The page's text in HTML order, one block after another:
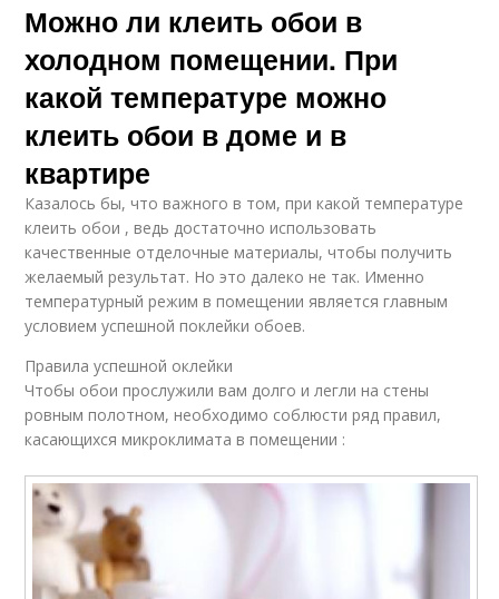
Можно ли клеить обои в
холодном помещении. При
какой температуре можно
клеить обои в доме и в
квартире
Казалось бы, что важного в том, при какой температуре
клеить обои , ведь достаточно использовать
качественные отделочные материалы, чтобы получить
желаемый результат. Но это далеко не так. Именно
температурный режим в помещении является главным
условием успешной поклейки обоев.
Правила успешной оклейки
Чтобы обои прослужили вам долго и легли на стены
ровным полотном, необходимо соблюсти ряд правил,
касающихся микроклимата в помещении :